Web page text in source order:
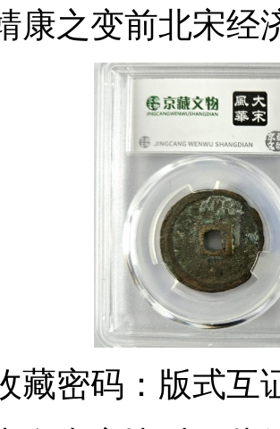
康之变前北宋经
密码：版式互